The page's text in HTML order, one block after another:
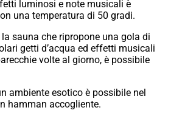
luminosi e note musicali è
una temperatura di 50 gradi.
sauna che ripropone una gola di
getti d’acqua ed effetti musicali
volte al giorno, è possibile
ambiente esotico è possibile nel
hamman accogliente.